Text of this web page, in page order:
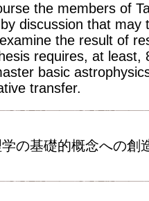
the members of
discussion that
the result of
requires, at least,
basic
transfer.
の基礎的概念への創